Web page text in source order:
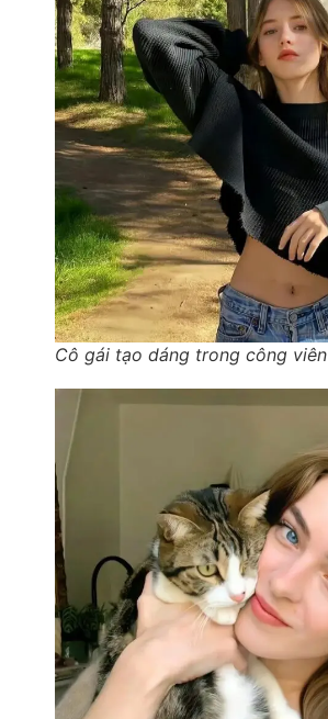
Cô gái tạo dáng trong công viên